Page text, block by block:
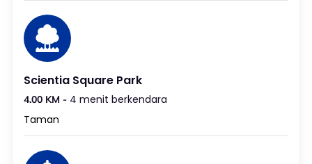
Scientia Square Park
4.00 KM - 4 menit berkendara
Taman